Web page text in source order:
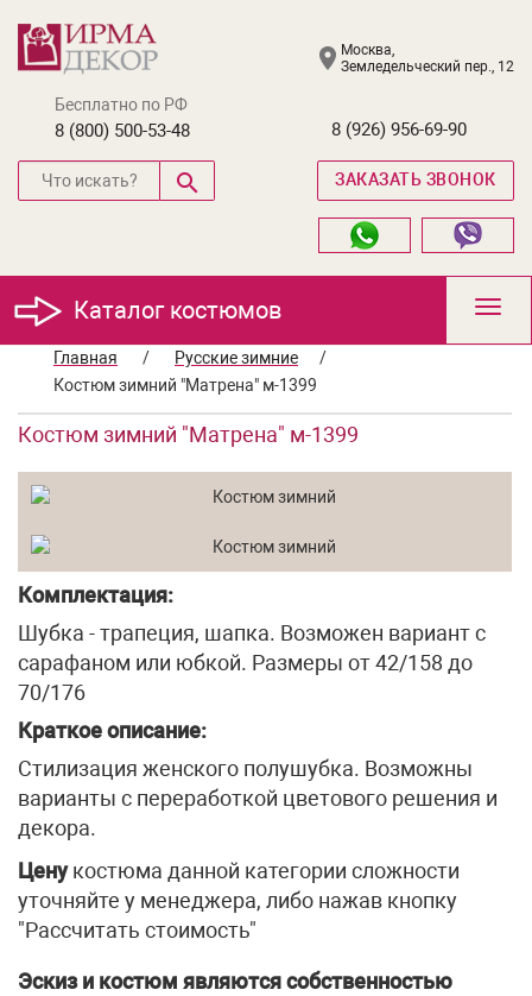
Москва,
Земледельческий пер., 12
Бесплатно по РФ
8 (800) 500-53-48 8 (926) 956-69-90
ЗАКАЗАТЬ ЗВОНОК
Каталог костюмов
Главная
/ Русские зимние
/
Костюм зимний "Матрена" м-1399
Костюм зимний "Матрена" м-1399
Комплектация:
Шубка - трапеция, шапка. Возможен вариант с
сарафаном или юбкой. Размеры от 42/158 до
70/176
Краткое описание:
Стилизация женского полушубка. Возможны
варианты с переработкой цветового решения и
декора.
Ценукостюма данной категории сложности
уточняйте у менеджера, либо нажав кнопку
"Рассчитать стоимость"
Эскиз и костюм являются собственностью